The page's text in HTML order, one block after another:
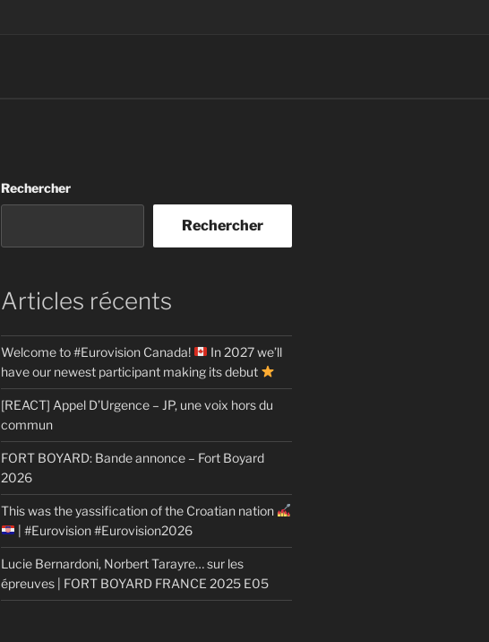
Rechercher
Rechercher
Articles récents
Welcome to #Eurovision Canada!
In 2027 we’ll
have our newest participant making its debut
[REACT] Appel D’Urgence – JP, une voix hors du
commun
FORT BOYARD: Bande annonce – Fort Boyard
2026
This was the yassification of the Croatian nation
| #Eurovision #Eurovision2026
Lucie Bernardoni, Norbert Tarayre… sur les
épreuves | FORT BOYARD FRANCE 2025 E05